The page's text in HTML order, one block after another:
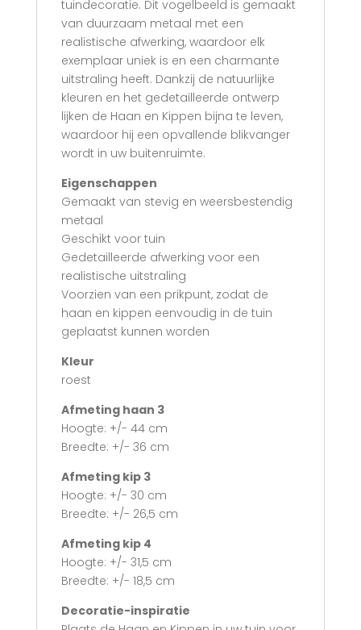
tuindecoratie. Dit vogelbeeld is gemaakt
van duurzaam metaal met een
realistische afwerking, waardoor elk
exemplaar uniek is en een charmante
uitstraling heeft. Dankzij de natuurlijke
kleuren en het gedetailleerde ontwerp
lijken de Haan en Kippen bijna te leven,
waardoor hij een opvallende blikvanger
wordt in uw buitenruimte.
Eigenschappen
Gemaakt van stevig en weersbestendig
metaal
Geschikt voor tuin
Gedetailleerde afwerking voor een
realistische uitstraling
Voorzien van een prikpunt, zodat de
haan en kippen eenvoudig in de tuin
geplaatst kunnen worden
Kleur
roest
Afmeting haan 3
Hoogte: +/- 44 cm
Breedte: +/- 36 cm
Afmeting kip 3
Hoogte: +/- 30 cm
Breedte: +/- 26,5 cm
Afmeting kip 4
Hoogte: +/- 31,5 cm
Breedte: +/- 18,5 cm
Decoratie-inspiratie